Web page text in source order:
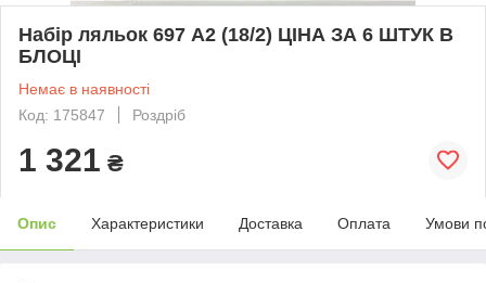
Набір ляльок 697 A2 (18/2) ЦІНА ЗА 6 ШТУК В
БЛОЦІ
Немає в наявності
Код: 175847
Роздріб
1 321 ₴
Опис Характеристики Доставка Оплата Умови